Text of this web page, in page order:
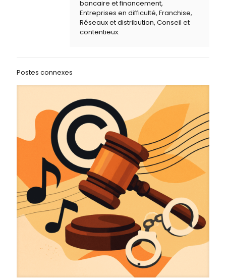
bancaire et financement,
Entreprises en difficulté, Franchise,
Réseaux et distribution, Conseil et
contentieux.
Postes connexes